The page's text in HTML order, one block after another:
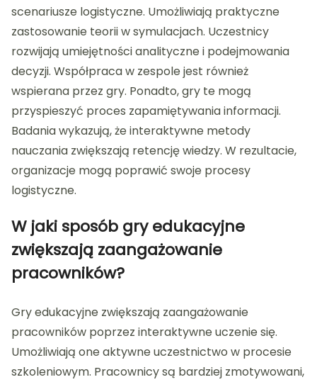
scenariusze logistyczne. Umożliwiają praktyczne
zastosowanie teorii w symulacjach. Uczestnicy
rozwijają umiejętności analityczne i podejmowania
decyzji. Współpraca w zespole jest również
wspierana przez gry. Ponadto, gry te mogą
przyspieszyć proces zapamiętywania informacji.
Badania wykazują, że interaktywne metody
nauczania zwiększają retencję wiedzy. W rezultacie,
organizacje mogą poprawić swoje procesy
logistyczne.
W jaki sposób gry edukacyjne
zwiększają zaangażowanie
pracowników?
Gry edukacyjne zwiększają zaangażowanie
pracowników poprzez interaktywne uczenie się.
Umożliwiają one aktywne uczestnictwo w procesie
szkoleniowym. Pracownicy są bardziej zmotywowani,